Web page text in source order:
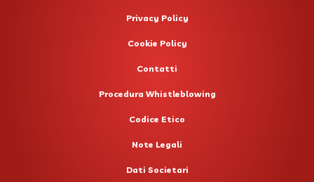
Privacy Policy
Cookie Policy
Contatti
Procedura Whistleblowing
Codice Etico
Note Legali
Dati Societari